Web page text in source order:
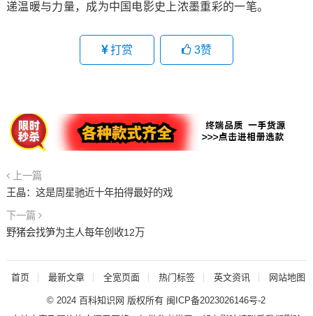
递温暖与力量，成为中国电影史上浓墨重彩的一笔。
打赏 3赞
上一篇
王晶：这是周星驰近十年拍得最好的戏
下一篇
野猪会找笋为主人每年创收12万
首页 最新文章 全宽页面 热门标签 英文资讯 网站地图
© 2024百科知识网 版权所有 闽ICP备2023026146号-2